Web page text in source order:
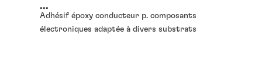
...
Adhésif époxy conducteur p. composants
électroniques adaptée à divers substrats